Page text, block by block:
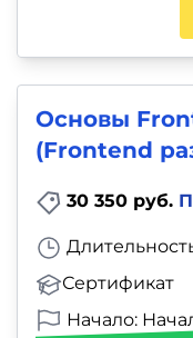
Основы
(Frontend
30 350 руб.
Сертификат
Начало: